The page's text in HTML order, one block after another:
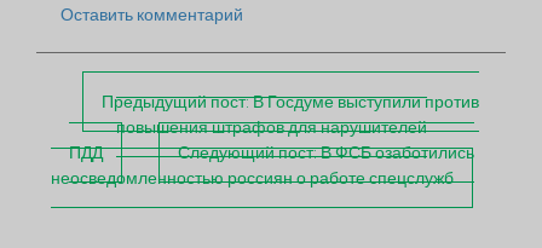
Оставить комментарий
П
о
с
т
н
Предыдущий пост:В Госдуме выступили против
повышения штрафов для нарушителей
ПДД
Следующий пост:В ФСБ озаботились
неосведомленностью россиян о работе спецслужб